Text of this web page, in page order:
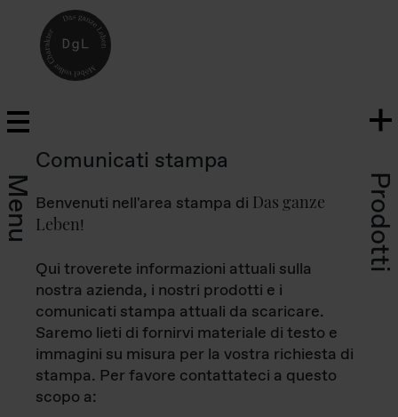
Menu Prodotti
Comunicati stampa
Benvenuti nell'area stampa di Das ganze
Leben!
Qui troverete informazioni attuali sulla
nostra azienda, i nostri prodotti e i
comunicati stampa attuali da scaricare.
Saremo lieti di fornirvi materiale di testo e
immagini su misura per la vostra richiesta di
stampa. Per favore contattateci a questo
scopo a: